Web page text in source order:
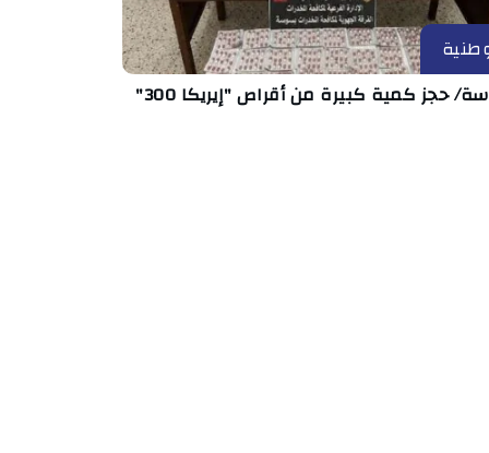
حجز كمية كبيرة من أقراص "إيريكا 300"